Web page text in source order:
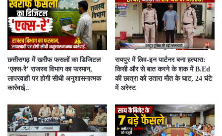
​छत्तीसगढ़ में खरीफ फसलों का डिजिटल
‘एक्स-रे’ राजस्व विभाग का फरमान,
लापरवाही पर होगी सीधी अनुशासनात्मक
कार्रवाई..
रायपुर में लिव-इन पार्टनर बना हत्यारा:
किसी और से बात करने के शक में B.Ed
की छात्रा को उतारा मौत के घाट, 24 घंटे
में अरेस्ट